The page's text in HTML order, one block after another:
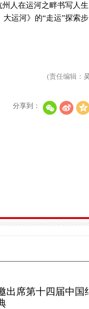
人在运河之畔书写人生
运河》的“走运”探索步
(责任编辑：
分享到：
出席第十四届中国